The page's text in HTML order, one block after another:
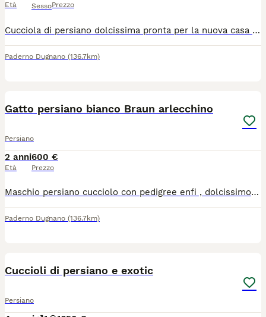
Età SessoPrezzo
Cucciola di persiano dolcissima pronta per la nuova casa con pedigree enfi libretto sanitario 2 vaccini microchip. Siamo di Paderno Dugnano Milano per visionarla chiamateci solo se interessati grazie
Paderno Dugnano (136.7km)
Gatto persiano bianco Braun arlecchino
Persiano
2 anni
Età
600 €
Prezzo
Maschio persiano cucciolo con pedigree enfi , dolcissimo si cede con 2 vaccini ,ciclo sverminazione , microchip. Siamo di Paderno Dugnano Milano per visionarlo. Solo se interessati.
Paderno Dugnano (136.7km)
Cuccioli di persiano e exotic
Persiano